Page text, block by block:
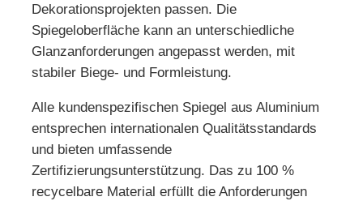
Dekorationsprojekten passen. Die
Spiegeloberfläche kann an unterschiedliche
Glanzanforderungen angepasst werden, mit
stabiler Biege- und Formleistung.
Alle kundenspezifischen Spiegel aus Aluminium
entsprechen internationalen Qualitätsstandards
und bieten umfassende
Zertifizierungsunterstützung. Das zu 100 %
recycelbare Material erfüllt die Anforderungen